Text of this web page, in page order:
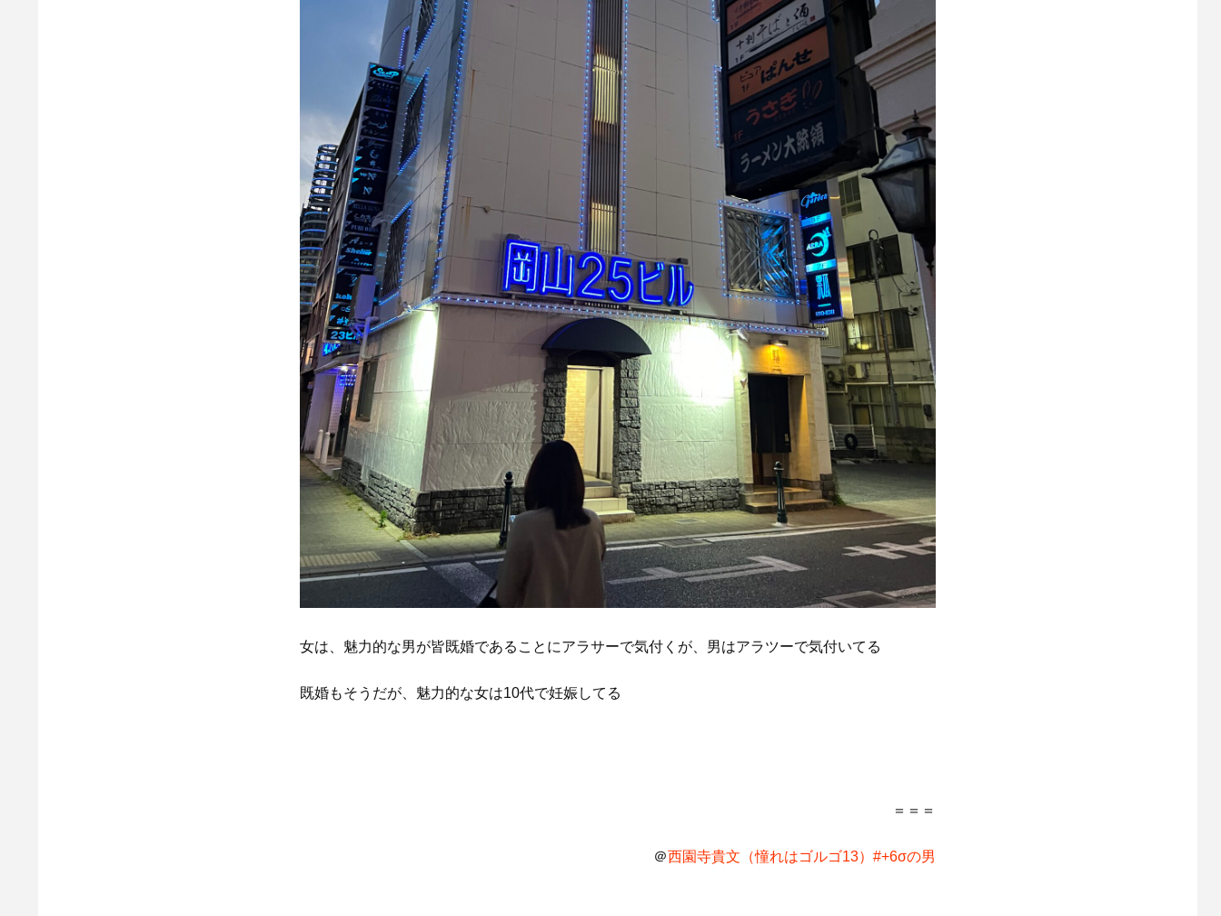
女は、魅力的な男が皆既婚であることにアラサーで気付くが、男はアラツーで気付いてる
既婚もそうだが、魅力的な女は10代で妊娠してる
＝＝＝
＠西園寺貴文（憧れはゴルゴ13）#+6σの男